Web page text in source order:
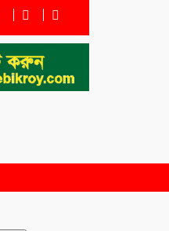
নবীনগরে রতনপুর